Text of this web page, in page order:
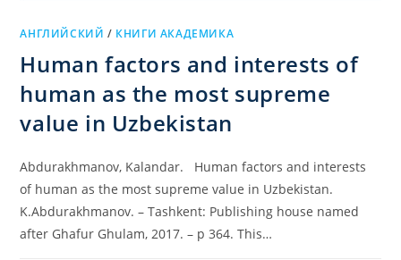
АНГЛИЙСКИЙ / КНИГИ АКАДЕМИКА
Human factors and interests of
human as the most supreme
value in Uzbekistan
Abdurakhmanov, Kalandar. Human factors and interests
of human as the most supreme value in Uzbekistan.
K.Abdurakhmanov. – Tashkent: Publishing house named
after Ghafur Ghulam, 2017. – p 364. This…